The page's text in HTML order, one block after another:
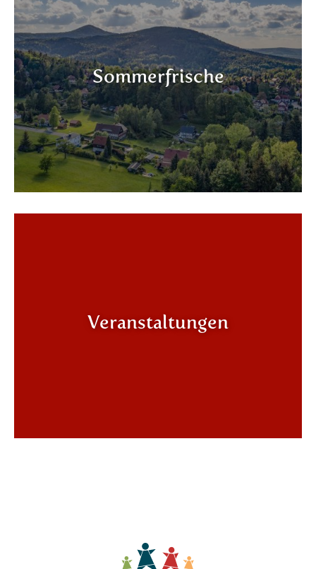
Sommerfrische
Veranstaltungen